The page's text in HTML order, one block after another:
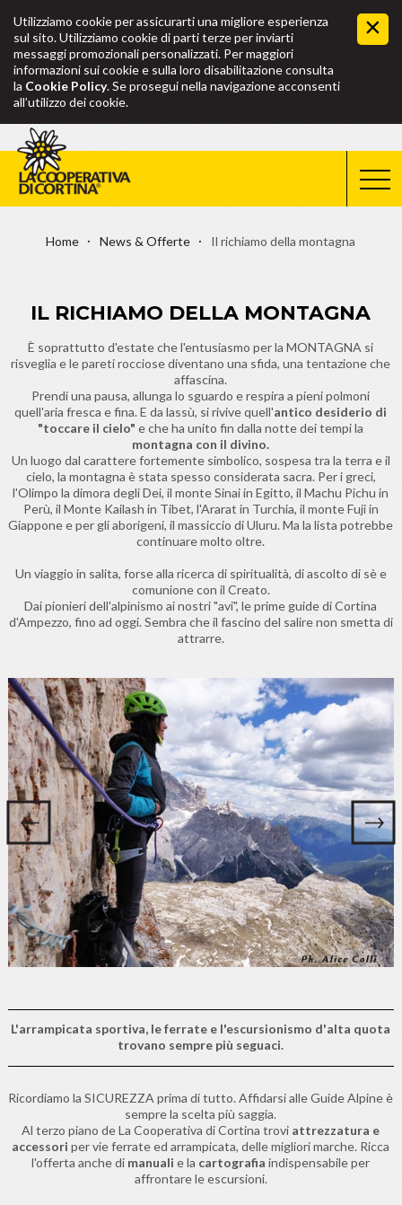
Utilizziamo cookie per assicurarti una migliore esperienza
sul sito. Utilizziamo cookie di parti terze per inviarti
messaggi promozionali personalizzati. Per maggiori
informazioni sui cookie e sulla loro disabilitazione consulta
la Cookie Policy. Se prosegui nella navigazione acconsenti
all’utilizzo dei cookie.
Home News & Offerte Il richiamo della montagna
IL RICHIAMO DELLA MONTAGNA
È soprattutto d'estate che l'entusiasmo per la MONTAGNA si
risveglia e le pareti rocciose diventano una sfida, una tentazione che
affascina.
Prendi una pausa, allunga lo sguardo e respira a pieni polmoni
quell'aria fresca e fina. E da lassù, si rivive quell'antico desiderio di
"toccare il cielo" e che ha unito fin dalla notte dei tempi la
montagna con il divino.
Un luogo dal carattere fortemente simbolico, sospesa tra la terra e il
cielo, la montagna è stata spesso considerata sacra. Per i greci,
l'Olimpo la dimora degli Dei, il monte Sinai in Egitto, il Machu Pichu in
Perù, il Monte Kailash in Tibet, l'Ararat in Turchia, il monte Fuji in
Giappone e per gli aborigeni, il massiccio di Uluru. Ma la lista potrebbe
continuare molto oltre.
Un viaggio in salita, forse alla ricerca di spiritualità, di ascolto di sè e
comunione con il Creato.
Dai pionieri dell'alpinismo ai nostri "avi", le prime guide di Cortina
d'Ampezzo, fino ad oggi. Sembra che il fascino del salire non smetta di
attrarre.
L'arrampicata sportiva, le ferrate e l'escursionismo d'alta quota
trovano sempre più seguaci.
Ricordiamo la SICUREZZA prima di tutto. Affidarsi alle Guide Alpine è
sempre la scelta più saggia.
Al terzo piano de La Cooperativa di Cortina trovi attrezzatura e
accessori per vie ferrate ed arrampicata, delle migliori marche. Ricca
l'offerta anche di manualie la cartografia indispensabile per
affrontare le escursioni.